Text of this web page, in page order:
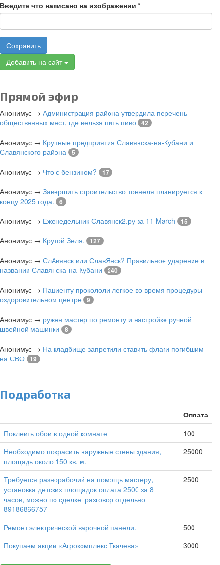
Введите что написано на изображении *
Сохранить
Добавить на сайт
Прямой эфир
Анонимус → Администрация района утвердила перечень
общественных мест, где нельзя пить пиво
42
Анонимус → Крупные предприятия Славянска-на-Кубани и
Славянского района
5
Анонимус → Что с бензином? 17
Анонимус → Завершить строительство тоннеля планируется к
концу 2025 года.
6
Анонимус → Еженедельник Славянск2.ру за 11 March 15
Анонимус → Крутой Зеля. 127
Анонимус → СлАвянск или СлавЯнск? Правильное ударение в
названии Славянска-на-Кубани
240
Анонимус → Пациенту прокололи легкое во время процедуры
оздоровительном центре
9
Анонимус → ружен мастер по ремонту и настройке ручной
швейной машинки
8
Анонимус → На кладбище запретили ставить флаги погибшим
на СВО
19
Подработка
Оплата
Поклеить обои в одной комнате
100
Необходимо покрасить наружные стены здания,
площадь около 150 кв. м.
25000
Требуется разнорабочий на помощь мастеру,
установка детских площадок оплата 2500 за 8
часов, можно по сделке, разговор отдельно
89186866757
2500
Ремонт электрической варочной панели.
500
Покупаем акции «Агрокомплекс Ткачева»
3000